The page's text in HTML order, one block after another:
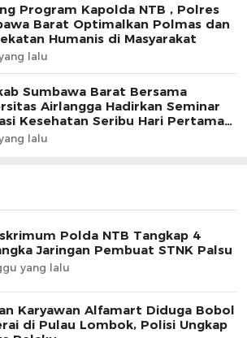
Program Kapolda NTB , Polres
Barat Optimalkan Polmas dan
Humanis di Masyarakat
lalu
Sumbawa Barat Bersama
Airlangga Hadirkan Seminar
Kesehatan Seribu Hari Pertama
lalu
Polda NTB Tangkap 4
Jaringan Pembuat STNK Palsu
yang lalu
Karyawan Alfamart Diduga Bobol
di Pulau Lombok, Polisi Ungkap